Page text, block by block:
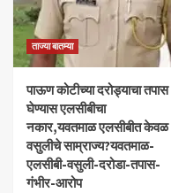
ताज्या बातम्या
पाऊण कोटीच्या दरोड्याचा तपास
घेण्यास एलसीबीचा
नकार,यवतमाळ एलसीबीत केवळ
वसुलीचे साम्राज्य?यवतमाळ-
एलसीबी-वसुली-दरोडा-तपास-
गंभीर-आरोप